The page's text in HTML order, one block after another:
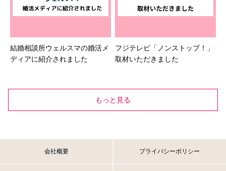
結婚相談所ウェルスマの婚活メ
ディアに紹介されました
フジテレビ「ノンストップ！」
取材いただきました
もっと見る
会社概要 プライバシーポリシー